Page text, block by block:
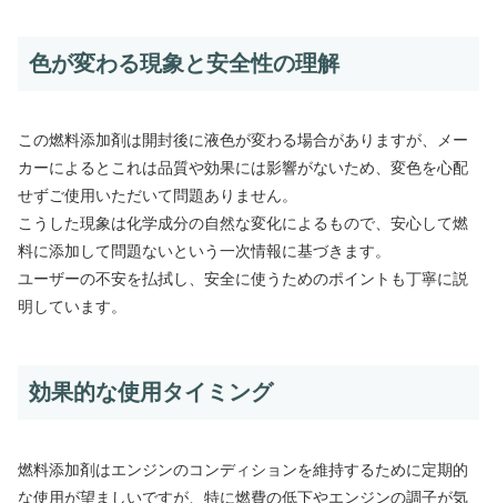
色が変わる現象と安全性の理解
この燃料添加剤は開封後に液色が変わる場合がありますが、メー
カーによるとこれは品質や効果には影響がないため、変色を心配
せずご使用いただいて問題ありません。
こうした現象は化学成分の自然な変化によるもので、安心して燃
料に添加して問題ないという一次情報に基づきます。
ユーザーの不安を払拭し、安全に使うためのポイントも丁寧に説
明しています。
効果的な使用タイミング
燃料添加剤はエンジンのコンディションを維持するために定期的
な使用が望ましいですが、特に燃費の低下やエンジンの調子が気